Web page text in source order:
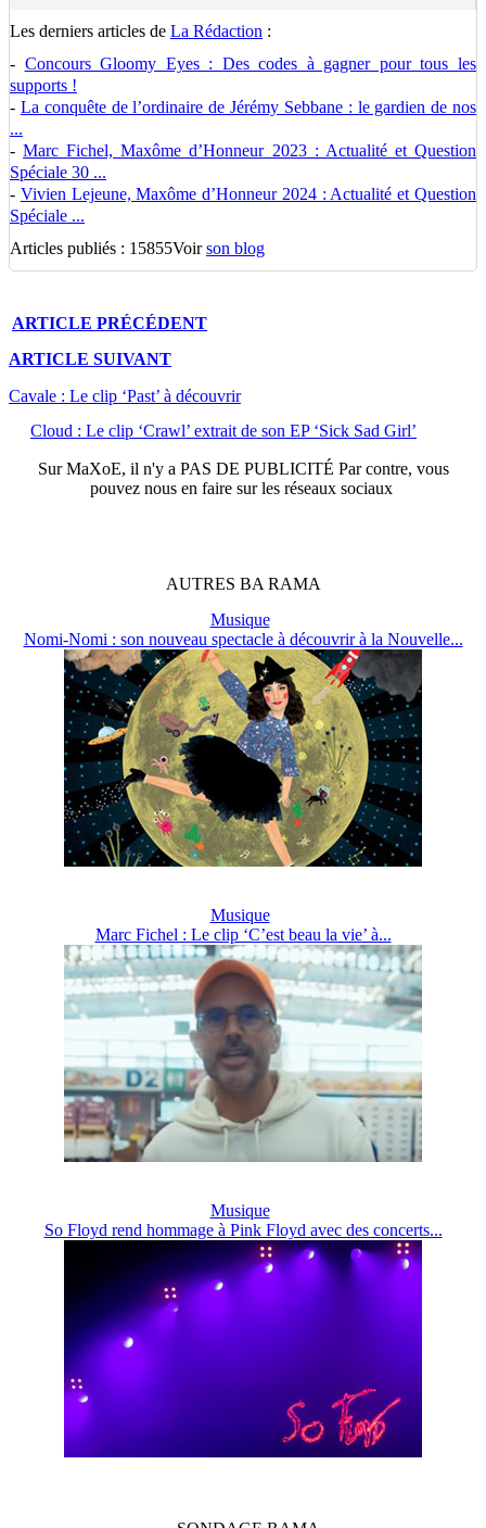
Les derniers articles de La Rédaction :
- Concours Gloomy Eyes : Des codes à gagner pour tous les
supports !
- La conquête de l’ordinaire de Jérémy Sebbane : le gardien de nos
...
-Marc Fichel, Maxôme d’Honneur 2023 : Actualité et Question
Spéciale 30 ...
- Vivien Lejeune, Maxôme d’Honneur 2024 : Actualité et Question
Spéciale ...
Articles publiés : 15855Voirson blog
ARTICLE PRÉCÉDENT
ARTICLE SUIVANT
Cavale : Le clip ‘Past’ à découvrir
Cloud : Le clip ‘Crawl’ extrait de son EP ‘Sick Sad Girl’
SurMaXoE, il n'y a PAS DE PUBLICITÉ Par contre, vous
pouvez nous en faire sur les réseaux sociaux
AUTRES BA RAMA
Musique
Nomi-Nomi : son nouveau spectacle à découvrir à la Nouvelle...
Musique
Marc Fichel : Le clip ‘C’est beau la vie’ à...
Musique
So Floyd rend hommage à Pink Floyd avec des concerts...